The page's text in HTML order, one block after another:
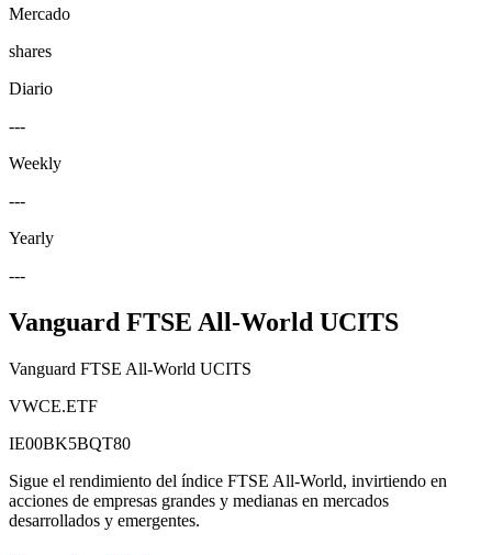
Mercado
shares
Diario
---
Weekly
---
Yearly
---
Vanguard FTSE All-World UCITS
Vanguard FTSE All-World UCITS
VWCE.ETF
IE00BK5BQT80
Sigue el rendimiento del índice FTSE All-World, invirtiendo en
acciones de empresas grandes y medianas en mercados
desarrollados y emergentes.